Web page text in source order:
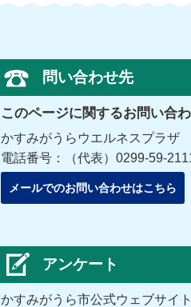
問い合わせ先
このページに関するお問い合
かすみがうらウエルネスプラ
電話番号：（代表）0299-59-
メールでのお問い合わせはこちら
アンケート
かすみがうら市公式ウェブサイ